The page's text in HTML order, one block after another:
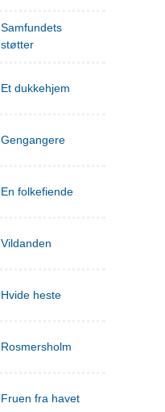
Samfundets
støtter
Et dukkehjem
Gengangere
En folkefiende
Vildanden
Hvide heste
Rosmersholm
Fruen fra havet